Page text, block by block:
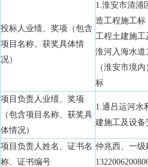
投标人业绩、奖项（包含
项目名称、获奖具体情
况）
1.淮安市清浦
造工程施工标
工程土建施工
淮河入海水道
（淮安市境
标
项目负责人业绩、奖项
（包含项目名称、获奖具
体情况）
1.通吕运河水
建施工及设备
项目负责人姓名、证书名
称、证书编号
仲兆西、一级